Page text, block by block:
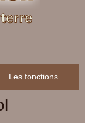
Les fonctions du sol: le sol filtre notre eau potable